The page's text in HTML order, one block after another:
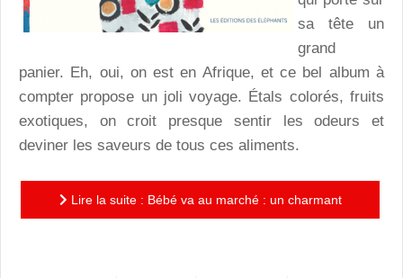
sa tête un
grand
panier. Eh, oui, on est en Afrique, et ce bel album à
compter propose un joli voyage. Étals colorés, fruits
exotiques, on croit presque sentir les odeurs et
deviner les saveurs de tous ces aliments.
Lire la suite : Bébé va au marché : un charmant